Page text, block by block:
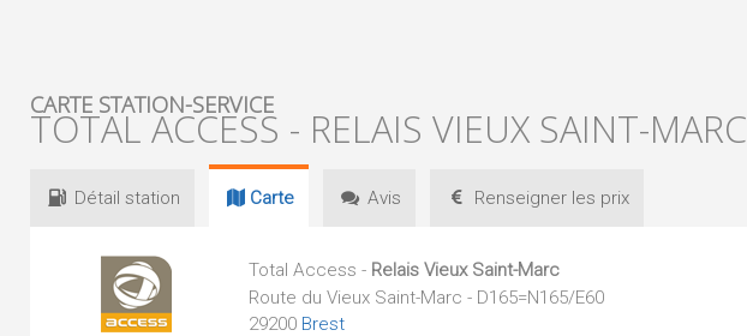
CARTE STATION-SERVICE
TOTAL ACCESS - RELAIS VIEUX SAINT-MARC
Détail station Carte Avis Renseigner les prix
Total Access - Relais Vieux Saint-Marc
Route du Vieux Saint-Marc - D165=N165/E60
29200 Brest